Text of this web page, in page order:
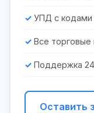
УПД с кодами
Все торговые
Поддержка
Оставить